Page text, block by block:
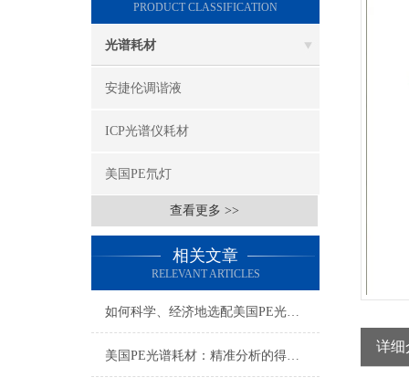
PRODUCT CLASSIFICATION
光谱耗材
安捷伦调谐液
ICP光谱仪耗材
美国PE氘灯
查看更多 >>
相关文章
RELEVANT ARTICLES
如何科学、经济地选配美国PE光谱耗材？
美国PE光谱耗材：精准分析的得力助手
详细